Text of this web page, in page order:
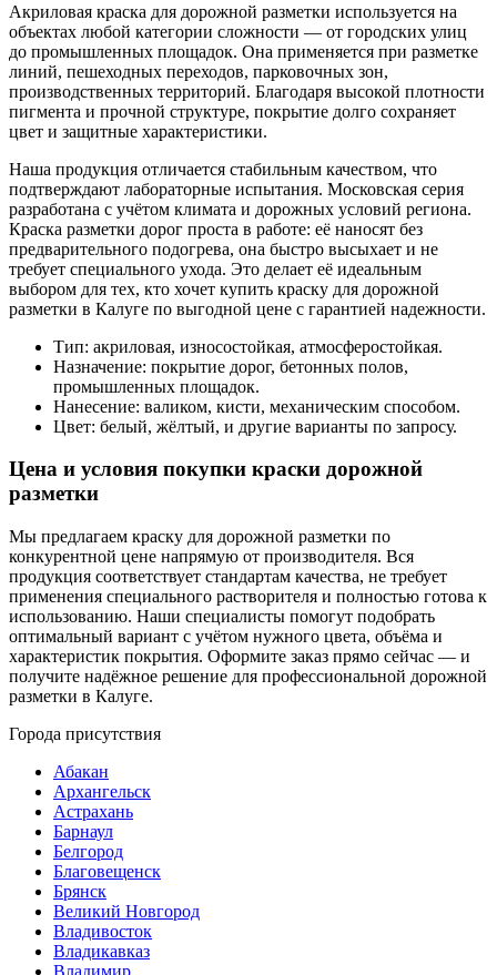
Акриловая краска для дорожной разметки используется на
объектах любой категории сложности — от городских улиц
до промышленных площадок. Она применяется при разметке
линий, пешеходных переходов, парковочных зон,
производственных территорий. Благодаря высокой плотности
пигмента и прочной структуре, покрытие долго сохраняет
цвет и защитные характеристики.
Наша продукция отличается стабильным качеством, что
подтверждают лабораторные испытания. Московская серия
разработана с учётом климата и дорожных условий региона.
Краска разметки дорог проста в работе: её наносят без
предварительного подогрева, она быстро высыхает и не
требует специального ухода. Это делает её идеальным
выбором для тех, кто хочет купить краску для дорожной
разметки в Калуге по выгодной цене с гарантией надежности.
Тип: акриловая, износостойкая, атмосферостойкая.
Назначение: покрытие дорог, бетонных полов,
промышленных площадок.
Нанесение: валиком, кисти, механическим способом.
Цвет: белый, жёлтый, и другие варианты по запросу.
Цена и условия покупки краски дорожной
разметки
Мы предлагаем краску для дорожной разметки по
конкурентной цене напрямую от производителя. Вся
продукция соответствует стандартам качества, не требует
применения специального растворителя и полностью готова к
использованию. Наши специалисты помогут подобрать
оптимальный вариант с учётом нужного цвета, объёма и
характеристик покрытия. Оформите заказ прямо сейчас — и
получите надёжное решение для профессиональной дорожной
разметки в Калуге.
Города присутствия
Абакан
Архангельск
Астрахань
Барнаул
Белгород
Благовещенск
Брянск
Великий Новгород
Владивосток
Владикавказ
Владимир